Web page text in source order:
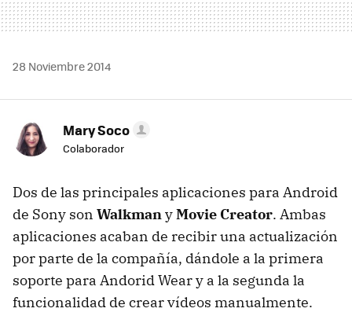
28 Noviembre 2014
Mary Soco
Colaborador
Dos de las principales aplicaciones para Android
de Sony son WalkmanyMovie Creator. Ambas
aplicaciones acaban de recibir una actualización
por parte de la compañía, dándole a la primera
soporte para Andorid Wear y a la segunda la
funcionalidad de crear vídeos manualmente.